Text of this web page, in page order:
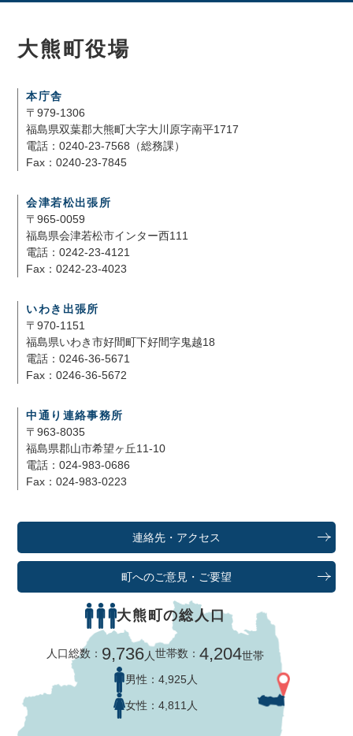
大熊町役場
本庁舎
〒979-1306
福島県双葉郡大熊町大字大川原字南平1717
電話：0240-23-7568（総務課）
Fax：0240-23-7845
会津若松出張所
〒965-0059
福島県会津若松市インター西111
電話：0242-23-4121
Fax：0242-23-4023
いわき出張所
〒970-1151
福島県いわき市好間町下好間字鬼越18
電話：0246-36-5671
Fax：0246-36-5672
中通り連絡事務所
〒963-8035
福島県郡山市希望ヶ丘11-10
電話：024-983-0686
Fax：024-983-0223
連絡先・アクセス
町へのご意見・ご要望
大熊町の総人口
人口総数： 9,736人世帯数：4,204世帯
男性： 4,925人
女性： 4,811人